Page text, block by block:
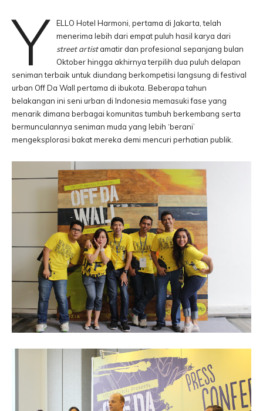
Y
ELLO Hotel Harmoni, pertama di Jakarta, telah
menerima lebih dari empat puluh hasil karya dari
street artistamatir dan profesional sepanjang bulan
Oktober hingga akhirnya terpilih dua puluh delapan
seniman terbaik untuk diundang berkompetisi langsung di festival
urban Off Da Wall pertama di ibukota. Beberapa tahun
belakangan ini seni urban di Indonesia memasuki fase yang
menarik dimana berbagai komunitas tumbuh berkembang serta
bermunculannya seniman muda yang lebih ‘berani’
mengeksplorasi bakat mereka demi mencuri perhatian publik.